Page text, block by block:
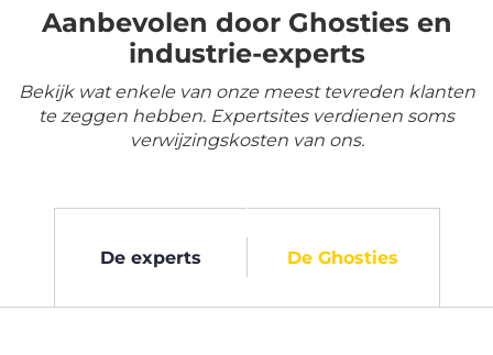
Aanbevolen door Ghosties en
industrie-experts
Bekijk wat enkele van onze meest tevreden klanten
te zeggen hebben. Expertsites verdienen soms
verwijzingskosten van ons.
De experts De Ghosties